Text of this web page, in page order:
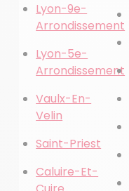
Lyon-9e-
Arrondissement
Lyon-5e-
Arrondissement
Vaulx-En-
Velin
Saint-Priest
Caluire-Et-